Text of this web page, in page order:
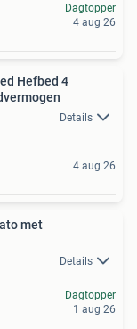
Dagtopper
4 aug 26
Hefbed 4
Details
4 aug 26
met
Details
Dagtopper
1 aug 26